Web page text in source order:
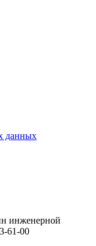
данных
инженерной
61-00